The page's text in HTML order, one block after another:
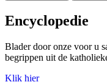
Encyclopedie
Blader door onze voor u
begrippen uit de
Klik hier